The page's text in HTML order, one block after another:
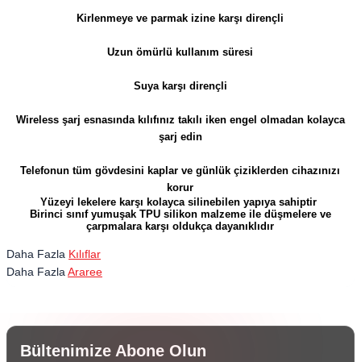
Kirlenmeye ve parmak izine karşı dirençli
Uzun ömürlü kullanım süresi
Suya karşı dirençli
Wireless şarj esnasında kılıfınız takılı iken engel olmadan kolayca
şarj edin
Telefonun tüm gövdesini kaplar ve günlük çiziklerden cihazınızı
korur
Yüzeyi lekelere karşı kolayca silinebilen yapıya sahiptir
Birinci sınıf yumuşak TPU silikon malzeme ile düşmelere ve
çarpmalara karşı oldukça dayanıklıdır
Daha Fazla Kılıflar
Daha Fazla Araree
Bültenimize Abone Olun